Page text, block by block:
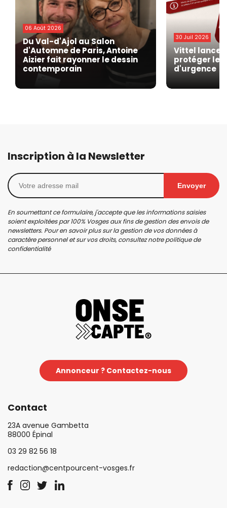
06 Août 2026
Du Val-d'Ajol au Salon
d'Automne de Paris, Antoine
Aizier fait rayonner le dessin
contemporain
30 Juil 2026
Vittel lance
protéger les
d'urgence
Inscription à la Newsletter
Envoyer
En soumettant ce formulaire, j'accepte que les informations saisies
soient exploitées par 100% Vosges aux fins de gestion des envois de
newsletters. Pour en savoir plus sur la gestion de vos données à
caractère personnel et sur vos droits, consultez notrepolitique de
confidentialité
Annonceur ? Contactez-nous
Contact
23A avenue Gambetta
88000 Épinal
03 29 82 56 18
redaction@centpourcent-vosges.fr